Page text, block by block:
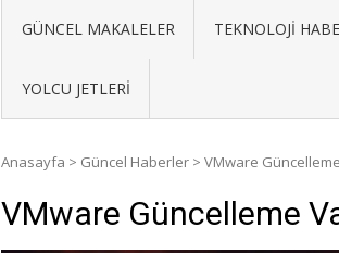
GÜNCEL MAKALELER TEKNOLOJI
YOLCU JETLERI
Anasayfa > Güncel Haberler > VMware
VMware Güncelleme